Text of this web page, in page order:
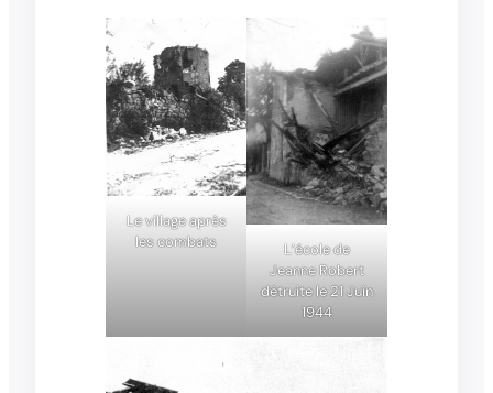
Le village après
les combats
L’école de
Jeanne Robert
détruite le 21 Juin
1944